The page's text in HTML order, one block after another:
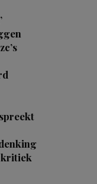
kritiek